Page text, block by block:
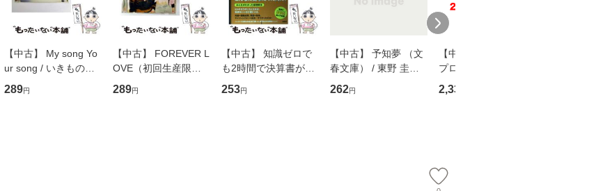
【中古】 My song Yo
ur song / いきものが
かり / [CD]【メール便
送料無料】
289円
【中古】 FOREVER L
OVE（初回生産限定
盤） / 清水翔太×加藤
ミリヤ / [CD]【メール
289円
【中古】 知識ゼロで
も2時間で決算書が読
めるようになる！ 会
計超入門！ / 佐伯 良
253円
【中古】 予知夢 （文
春文庫） / 東野 圭吾 /
文藝春秋 [文庫]【メー
ル便送料無料】
262円
【中古】 野ブタ。を
プロデュース [DVD-B
OX] / バップ [DVD]
【メール便送料無料】
2,335